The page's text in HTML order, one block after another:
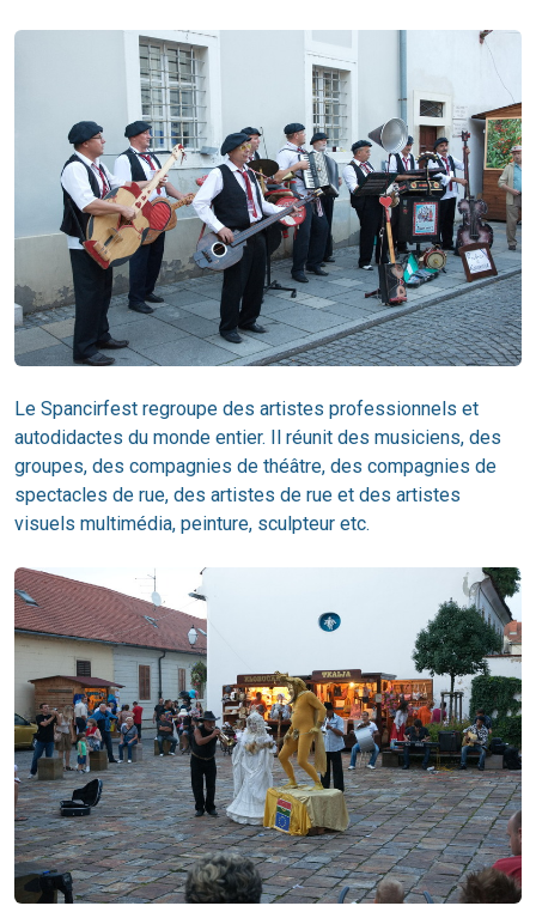
Le Spancirfest regroupe des artistes professionnels et
autodidactes du monde entier. Il réunit des musiciens, des
groupes, des compagnies de théâtre, des compagnies de
spectacles de rue, des artistes de rue et des artistes
visuels multimédia, peinture, sculpteur etc.